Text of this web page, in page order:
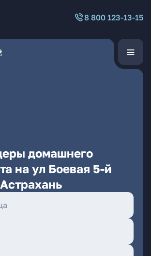
8 800 123-13-15
домашнего
на ул Боевая 5-й